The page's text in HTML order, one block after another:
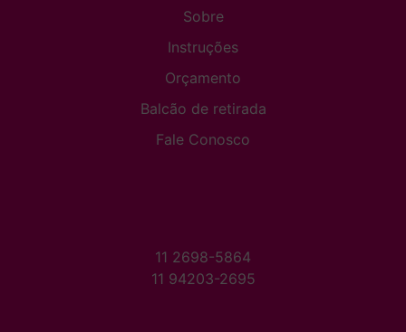
Sobre
Instruções
Orçamento
Balcão de retirada
Fale Conosco
11 2698-5864
11 94203-2695